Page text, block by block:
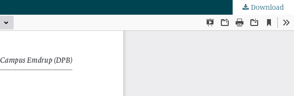
Download